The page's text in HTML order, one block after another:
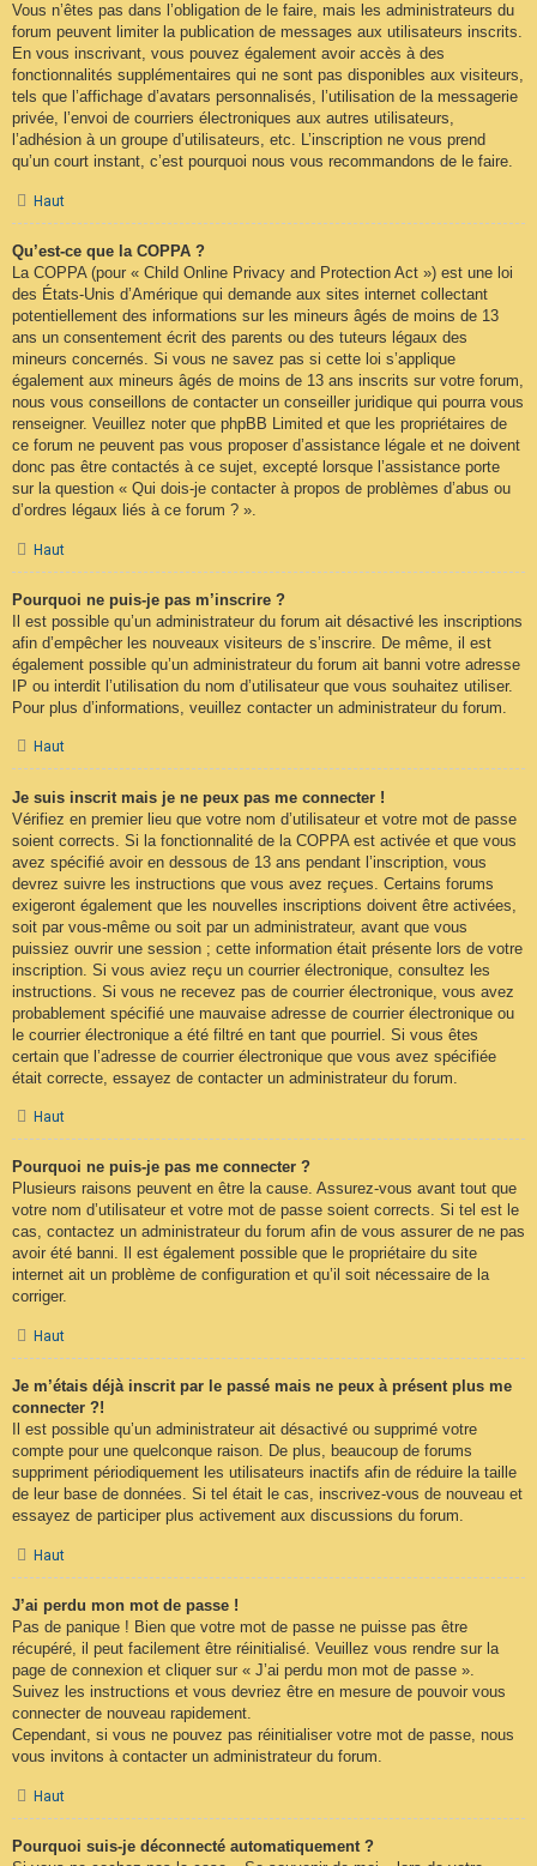
Vous n’êtes pas dans l’obligation de le faire, mais les administrateurs du
forum peuvent limiter la publication de messages aux utilisateurs inscrits.
En vous inscrivant, vous pouvez également avoir accès à des
fonctionnalités supplémentaires qui ne sont pas disponibles aux visiteurs,
tels que l’affichage d’avatars personnalisés, l’utilisation de la messagerie
privée, l’envoi de courriers électroniques aux autres utilisateurs,
l’adhésion à un groupe d’utilisateurs, etc. L’inscription ne vous prend
qu’un court instant, c’est pourquoi nous vous recommandons de le faire.
Haut
Qu’est-ce que la COPPA ?
La COPPA (pour « Child Online Privacy and Protection Act ») est une loi
des États-Unis d’Amérique qui demande aux sites internet collectant
potentiellement des informations sur les mineurs âgés de moins de 13
ans un consentement écrit des parents ou des tuteurs légaux des
mineurs concernés. Si vous ne savez pas si cette loi s’applique
également aux mineurs âgés de moins de 13 ans inscrits sur votre forum,
nous vous conseillons de contacter un conseiller juridique qui pourra vous
renseigner. Veuillez noter que phpBB Limited et que les propriétaires de
ce forum ne peuvent pas vous proposer d’assistance légale et ne doivent
donc pas être contactés à ce sujet, excepté lorsque l’assistance porte
sur la question « Qui dois-je contacter à propos de problèmes d’abus ou
d’ordres légaux liés à ce forum ? ».
Haut
Pourquoi ne puis-je pas m’inscrire ?
Il est possible qu’un administrateur du forum ait désactivé les inscriptions
afin d’empêcher les nouveaux visiteurs de s’inscrire. De même, il est
également possible qu’un administrateur du forum ait banni votre adresse
IP ou interdit l’utilisation du nom d’utilisateur que vous souhaitez utiliser.
Pour plus d’informations, veuillez contacter un administrateur du forum.
Haut
Je suis inscrit mais je ne peux pas me connecter !
Vérifiez en premier lieu que votre nom d’utilisateur et votre mot de passe
soient corrects. Si la fonctionnalité de la COPPA est activée et que vous
avez spécifié avoir en dessous de 13 ans pendant l’inscription, vous
devrez suivre les instructions que vous avez reçues. Certains forums
exigeront également que les nouvelles inscriptions doivent être activées,
soit par vous-même ou soit par un administrateur, avant que vous
puissiez ouvrir une session ; cette information était présente lors de votre
inscription. Si vous aviez reçu un courrier électronique, consultez les
instructions. Si vous ne recevez pas de courrier électronique, vous avez
probablement spécifié une mauvaise adresse de courrier électronique ou
le courrier électronique a été filtré en tant que pourriel. Si vous êtes
certain que l’adresse de courrier électronique que vous avez spécifiée
était correcte, essayez de contacter un administrateur du forum.
Haut
Pourquoi ne puis-je pas me connecter ?
Plusieurs raisons peuvent en être la cause. Assurez-vous avant tout que
votre nom d’utilisateur et votre mot de passe soient corrects. Si tel est le
cas, contactez un administrateur du forum afin de vous assurer de ne pas
avoir été banni. Il est également possible que le propriétaire du site
internet ait un problème de configuration et qu’il soit nécessaire de la
corriger.
Haut
Je m’étais déjà inscrit par le passé mais ne peux à présent plus me
connecter ?!
Il est possible qu’un administrateur ait désactivé ou supprimé votre
compte pour une quelconque raison. De plus, beaucoup de forums
suppriment périodiquement les utilisateurs inactifs afin de réduire la taille
de leur base de données. Si tel était le cas, inscrivez-vous de nouveau et
essayez de participer plus activement aux discussions du forum.
Haut
J’ai perdu mon mot de passe !
Pas de panique ! Bien que votre mot de passe ne puisse pas être
récupéré, il peut facilement être réinitialisé. Veuillez vous rendre sur la
page de connexion et cliquer sur « J’ai perdu mon mot de passe ».
Suivez les instructions et vous devriez être en mesure de pouvoir vous
connecter de nouveau rapidement.
Cependant, si vous ne pouvez pas réinitialiser votre mot de passe, nous
vous invitons à contacter un administrateur du forum.
Haut
Pourquoi suis-je déconnecté automatiquement ?